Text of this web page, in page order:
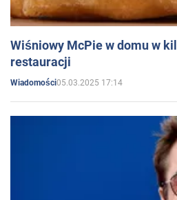
Wiśniowy McPie w domu w
restauracji
Wiadomości05.03.2025 17:14